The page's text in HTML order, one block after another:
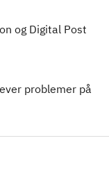
og Digital Post
problemer på